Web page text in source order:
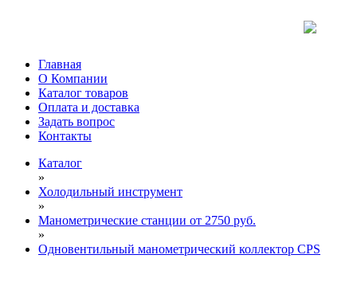
Главная
О Компании
Каталог товаров
Оплата и доставка
Задать вопрос
Контакты
Каталог
»
Холодильный инструмент
»
Манометрические станции от 2750 руб.
»
Одновентильный манометрический коллектор CPS